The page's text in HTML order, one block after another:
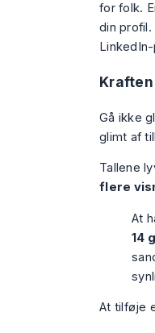
for folk.
din
Gå ikke
glimt af
Tallene
flere
At
14
At tilføje